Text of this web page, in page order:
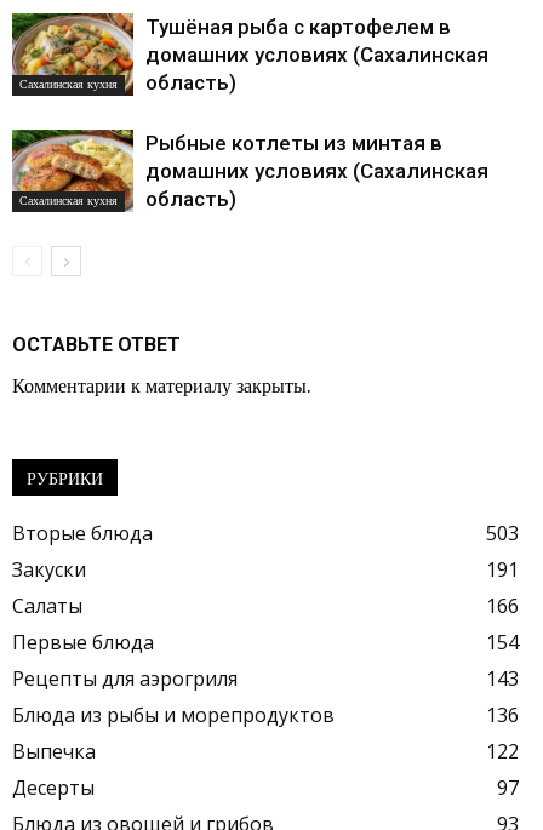
Сахалинская кухня
Тушёная рыба с картофелем в
домашних условиях (Сахалинская
область)
Сахалинская кухня
Рыбные котлеты из минтая в
домашних условиях (Сахалинская
область)
ОСТАВЬТЕ ОТВЕТ
Комментарии к материалу закрыты.
РУБРИКИ
Вторые блюда
503
Закуски
191
Салаты
166
Первые блюда
154
Рецепты для аэрогриля
143
Блюда из рыбы и морепродуктов
136
Выпечка
122
Десерты
97
Блюда из овощей и грибов
93